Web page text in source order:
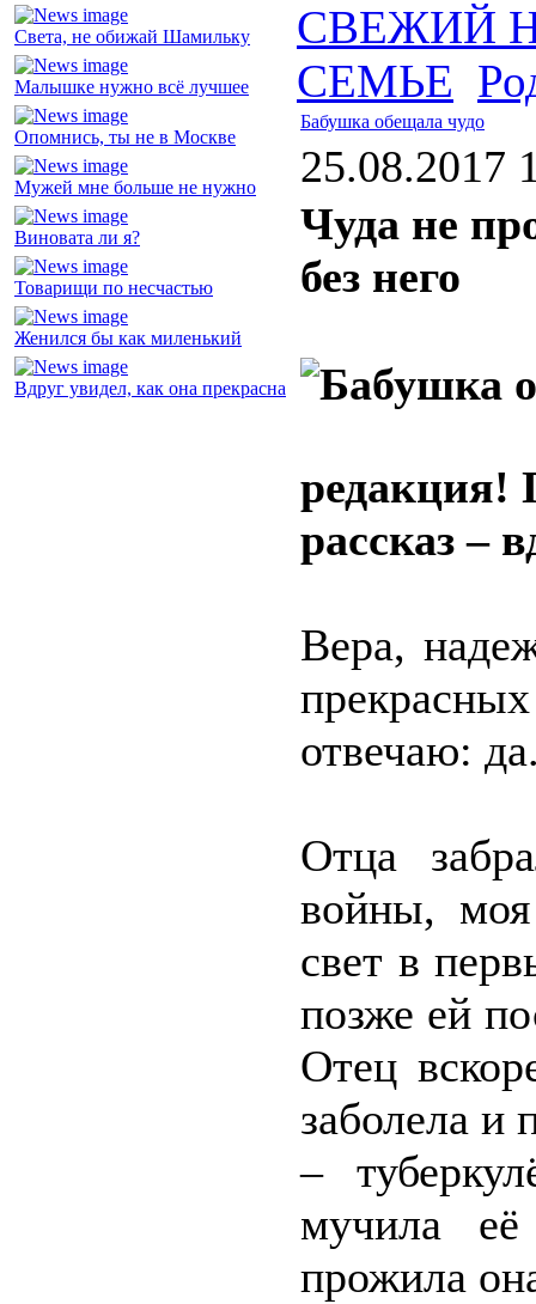
Света, не обижай Шамильку
Малышке нужно всё лучшее
Опомнись, ты не в Москве
Мужей мне больше не нужно
Виновата ли я?
Товарищи по несчастью
Женился бы как миленький
Вдруг увидел, как она прекрасна
СВЕЖИЙ
СЕМЬЕ
Бабушка обещала чудо
25.08.2017
Чуда не
без него
редакция!
рассказ –
Вера,
отвечаю:
Отца
войны, моя
свет в
позже ей
Отец
заболела и
–
мучила
прожила